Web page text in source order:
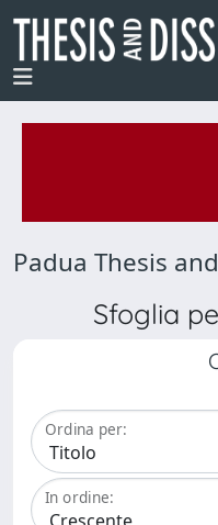
Padua Thesis
Sfoglia
Ordina per:
In ordine: